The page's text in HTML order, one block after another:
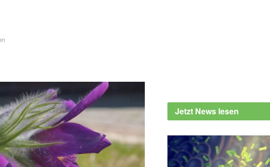
Jetzt News lesen